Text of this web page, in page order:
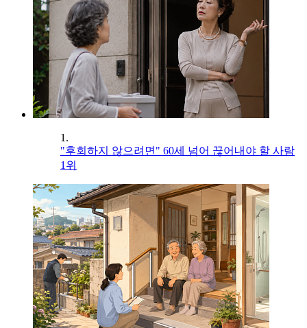
1.
"후회하지 않으려면" 60세 넘어 끊어내야 할 사람
1위